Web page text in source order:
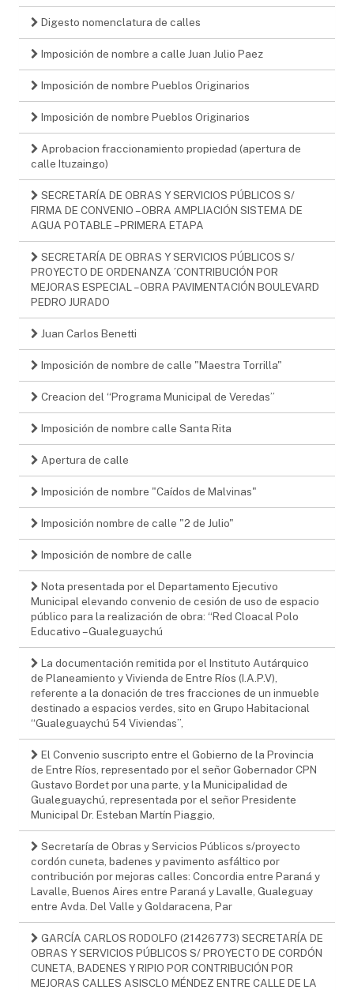
Digesto nomenclatura de calles
Imposición de nombre a calle Juan Julio Paez
Imposición de nombre Pueblos Originarios
Imposición de nombre Pueblos Originarios
Aprobacion fraccionamiento propiedad (apertura de
calle Ituzaingo)
SECRETARÍA DE OBRAS Y SERVICIOS PÚBLICOS S/
FIRMA DE CONVENIO – OBRA AMPLIACIÓN SISTEMA DE
AGUA POTABLE – PRIMERA ETAPA
SECRETARÍA DE OBRAS Y SERVICIOS PÚBLICOS S/
PROYECTO DE ORDENANZA ´CONTRIBUCIÓN POR
MEJORAS ESPECIAL – OBRA PAVIMENTACIÓN BOULEVARD
PEDRO JURADO
Juan Carlos Benetti
Imposición de nombre de calle "Maestra Torrilla"
Creacion del “Programa Municipal de Veredas”
Imposición de nombre calle Santa Rita
Apertura de calle
Imposición de nombre "Caídos de Malvinas"
Imposición nombre de calle "2 de Julio"
Imposición de nombre de calle
Nota presentada por el Departamento Ejecutivo
Municipal elevando convenio de cesión de uso de espacio
público para la realización de obra: “Red Cloacal Polo
Educativo – Gualeguaychú
La documentación remitida por el Instituto Autárquico
de Planeamiento y Vivienda de Entre Ríos (I.A.P.V),
referente a la donación de tres fracciones de un inmueble
destinado a espacios verdes, sito en Grupo Habitacional
“Gualeguaychú 54 Viviendas”,
El Convenio suscripto entre el Gobierno de la Provincia
de Entre Ríos, representado por el señor Gobernador CPN
Gustavo Bordet por una parte, y la Municipalidad de
Gualeguaychú, representada por el señor Presidente
Municipal Dr. Esteban Martín Piaggio,
Secretaría de Obras y Servicios Públicos s/proyecto
cordón cuneta, badenes y pavimento asfáltico por
contribución por mejoras calles: Concordia entre Paraná y
Lavalle, Buenos Aires entre Paraná y Lavalle, Gualeguay
entre Avda. Del Valle y Goldaracena, Par
GARCÍA CARLOS RODOLFO (21426773) SECRETARÍA DE
OBRAS Y SERVICIOS PÚBLICOS S/ PROYECTO DE CORDÓN
CUNETA, BADENES Y RIPIO POR CONTRIBUCIÓN POR
MEJORAS CALLES ASISCLO MÉNDEZ ENTRE CALLE DE LA